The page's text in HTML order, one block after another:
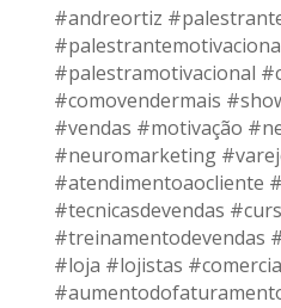
#andreortiz
#palestramotivacional
#comovendermais
#vendas #motivação
#neuromarketing
#atendimentoaocliente
#tecnicasdevendas
#treinamentodevendas
#loja #lojistas